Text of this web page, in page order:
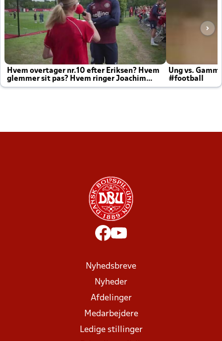
Hvem overtager nr.10 efter Eriksen? Hvem
glemmer sit pas? Hvem ringer Joachim
altid til efter kampe?
Ung vs.
#football
Nyhedsbreve
Nyheder
Afdelinger
Medarbejdere
Ledige stillinger